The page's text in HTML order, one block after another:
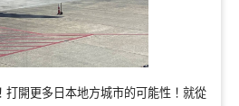
打開更多日本地方城市的可能性！就從